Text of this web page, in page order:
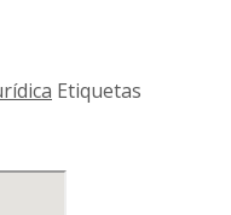
Etiquetas